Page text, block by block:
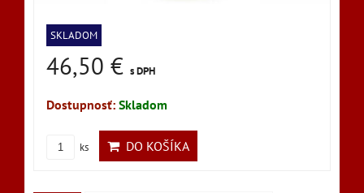
SKLADOM
46,50 € s DPH
Dostupnosť: Skladom
ks DO KOŠÍKA